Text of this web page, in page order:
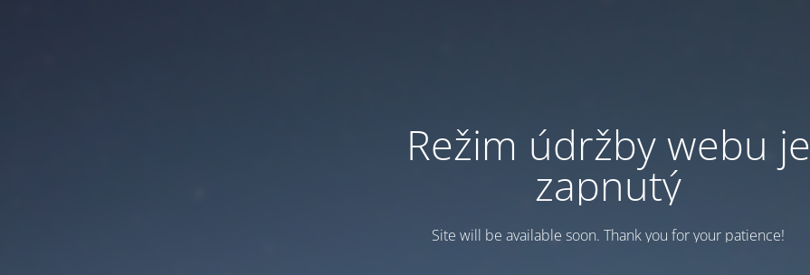
Režim údržby webu je
zapnutý
Site will be available soon. Thank you for your patience!